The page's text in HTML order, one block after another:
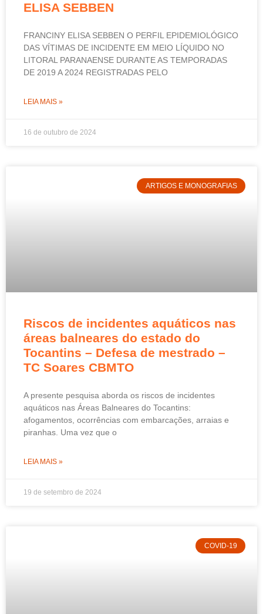
ELISA SEBBEN
FRANCINY ELISA SEBBEN O PERFIL EPIDEMIOLÓGICO
DAS VÍTIMAS DE INCIDENTE EM MEIO LÍQUIDO NO
LITORAL PARANAENSE DURANTE AS TEMPORADAS
DE 2019 A 2024 REGISTRADAS PELO
LEIA MAIS »
16 de outubro de 2024
ARTIGOS E MONOGRAFIAS
Riscos de incidentes aquáticos nas
áreas balneares do estado do
Tocantins – Defesa de mestrado –
TC Soares CBMTO
A presente pesquisa aborda os riscos de incidentes
aquáticos nas Áreas Balneares do Tocantins:
afogamentos, ocorrências com embarcações, arraias e
piranhas. Uma vez que o
LEIA MAIS »
19 de setembro de 2024
COVID-19